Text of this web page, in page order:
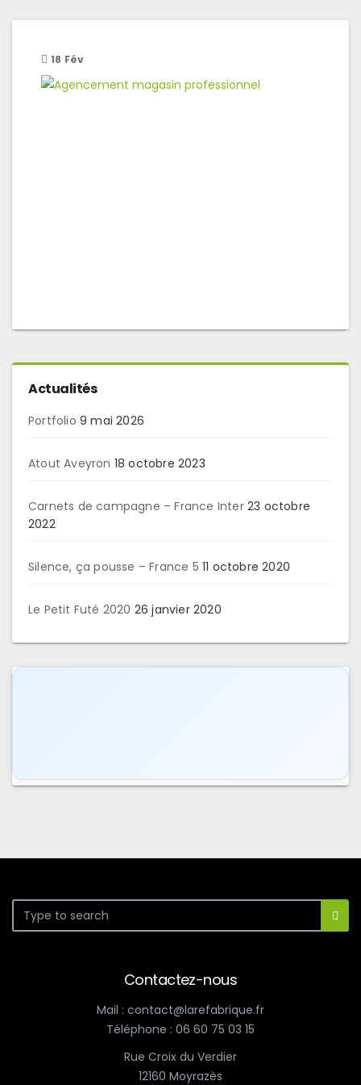
18 Fév
Actualités
Portfolio 9 mai 2026
Atout Aveyron 18 octobre 2023
Carnets de campagne – France Inter 23 octobre
2022
Silence, ça pousse – France 5 11 octobre 2020
Le Petit Futé 2020 26 janvier 2020
Contactez-nous
Mail : contact@larefabrique.fr
Téléphone : 06 60 75 03 15
Rue Croix du Verdier
12160 Moyrazès